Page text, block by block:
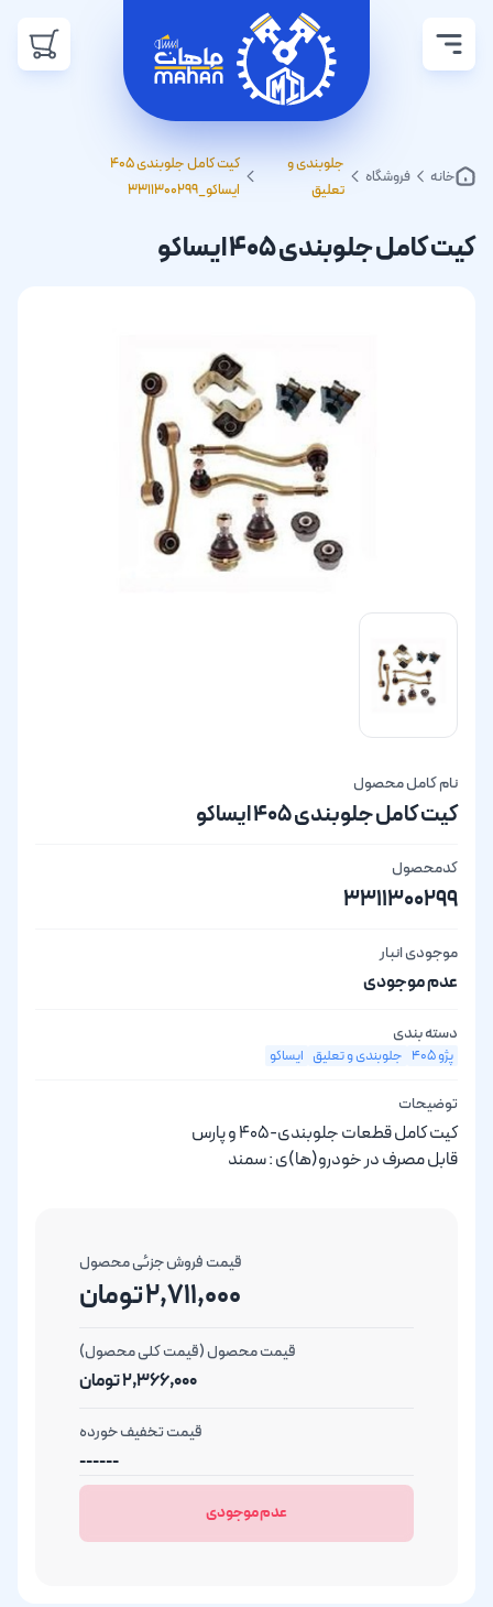
خانه فروشگاه
جلوبندی و
تعلیق
کیت کامل جلوبندی 405
ایساکو_3311300299
کیت کامل جلوبندی 405 ایساکو
نام کامل محصول
کیت کامل جلوبندی 405 ایساکو
کدمحصول
3311300299
موجودی انبار
عدم موجودی
دسته بندی
پژو 405 جلوبندی و تعلیق ایساکو
توضیحات
کیت کامل قطعات جلوبندی-405 و پارس
قابل مصرف در خودرو(ها)ی : سمند
قیمت فروش جزئی محصول
2,711,000 تومان
قیمت محصول (قیمت کلی محصول)
2,366,000 تومان
قیمت تخفیف خورده
------
عدم موجودی